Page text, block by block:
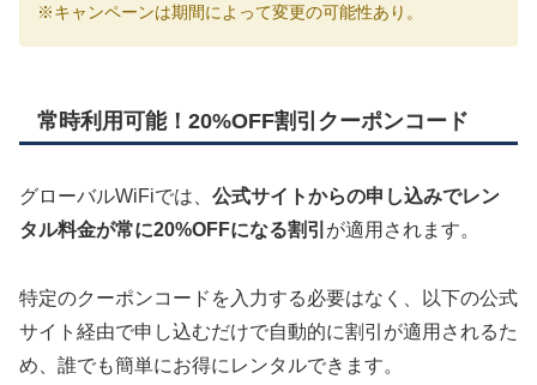
※キャンペーンは期間によって変更の可能性あり。
常時利用可能！20%OFF割引クーポンコード
グローバルWiFiでは、 公式サイトからの申し込みでレン
タル料金が常に20%OFFになる割引 が適用されます。
特定のクーポンコードを入力する必要はなく、以下の公式
サイト経由で申し込むだけで自動的に割引が適用されるた
め、誰でも簡単にお得にレンタルできます。